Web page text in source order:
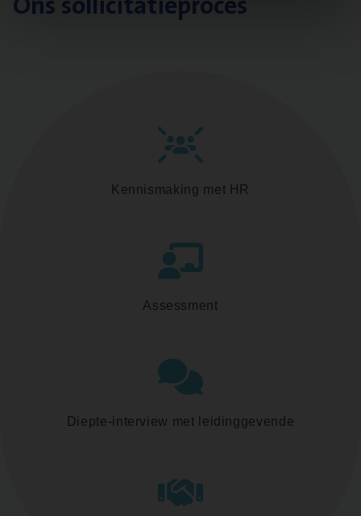
Kennismaking met HR
Assessment
Diepte-interview met leidinggevende